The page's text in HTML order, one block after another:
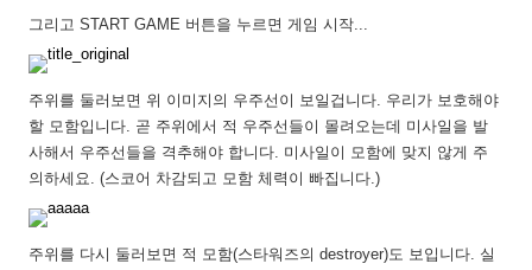
그리고 START GAME 버튼을 누르면 게임 시작...
주위를 둘러보면 위 이미지의 우주선이 보일겁니다. 우리가 보호해야
할 모함입니다. 곧 주위에서 적 우주선들이 몰려오는데 미사일을 발
사해서 우주선들을 격추해야 합니다. 미사일이 모함에 맞지 않게 주
의하세요. (스코어 차감되고 모함 체력이 빠집니다.)
주위를 다시 둘러보면 적 모함(스타워즈의 destroyer)도 보입니다. 실